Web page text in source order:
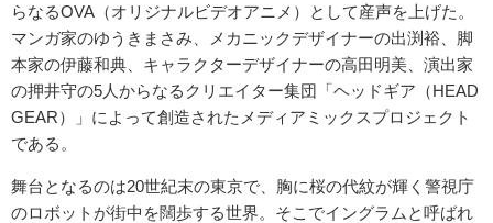
らなるOVA（オリジナルビデオアニメ）として産声を上げた。
マンガ家のゆうきまさみ、メカニックデザイナーの出渕裕、脚
本家の伊藤和典、キャラクターデザイナーの高田明美、演出家
の押井守の5人からなるクリエイター集団「ヘッドギア（HEAD
GEAR）」によって創造されたメディアミックスプロジェクト
である。
舞台となるのは20世紀末の東京で、胸に桜の代紋が輝く警視庁
のロボットが街中を闊歩する世界。そこでイングラムと呼ばれ